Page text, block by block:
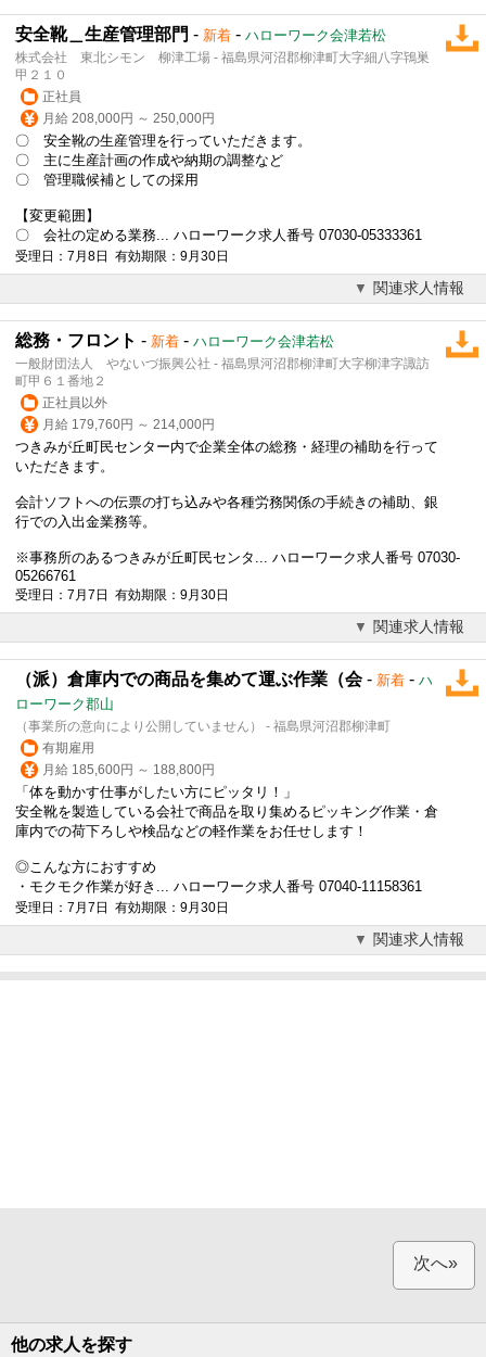
安全靴＿生産管理部門 - 新着 - ハローワーク会津若松
株式会社 東北シモン 柳津工場 - 福島県河沼郡柳津町大字細八字鴇巣
甲２１０
正社員
月給 208,000円 ～ 250,000円
〇 安全靴の生産管理を行っていただきます。
〇 主に生産計画の作成や納期の調整など
〇 管理職候補としての採用
【変更範囲】
〇 会社の定める業務... ハローワーク求人番号 07030-05333361
受理日：7月8日 有効期限：9月30日
関連求人情報
総務・フロント - 新着 - ハローワーク会津若松
一般財団法人 やないづ振興公社 - 福島県河沼郡柳津町大字柳津字諏訪
町甲６１番地２
正社員以外
月給 179,760円 ～ 214,000円
つきみが丘町民センター内で企業全体の総務・経理の補助を行って
いただきます。
会計ソフトへの伝票の打ち込みや各種労務関係の手続きの補助、銀
行での入出金業務等。
※事務所のあるつきみが丘町民センタ... ハローワーク求人番号 07030-
05266761
受理日：7月7日 有効期限：9月30日
関連求人情報
（派）倉庫内での商品を集めて運ぶ作業（会- 新着 - ハ
ローワーク郡山
（事業所の意向により公開していません） - 福島県河沼郡柳津町
有期雇用
月給 185,600円 ～ 188,800円
「体を動かす仕事がしたい方にピッタリ！」
安全靴を製造している会社で商品を取り集めるピッキング作業・倉
庫内での荷下ろしや検品などの軽作業をお任せします！
◎こんな方におすすめ
・モクモク作業が好き... ハローワーク求人番号 07040-11158361
受理日：7月7日 有効期限：9月30日
関連求人情報
次へ»
他の求人を探す